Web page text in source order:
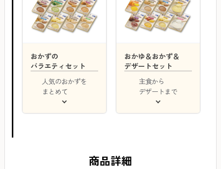
おかずの
バラエティセット
人気のおかずを
まとめて
おかゆ＆おかず＆
デザートセット
主食から
デザートまで
商品詳細